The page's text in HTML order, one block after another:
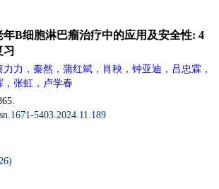
B细胞淋巴瘤治疗中的应用及安全性: 4
力，秦然，蒲红斌，肖秧，钟亚迪，吕忠霖，
，张虹，卢学春
5403.2024.11.189
)